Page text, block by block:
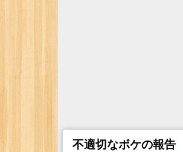
不適切なボケの報告